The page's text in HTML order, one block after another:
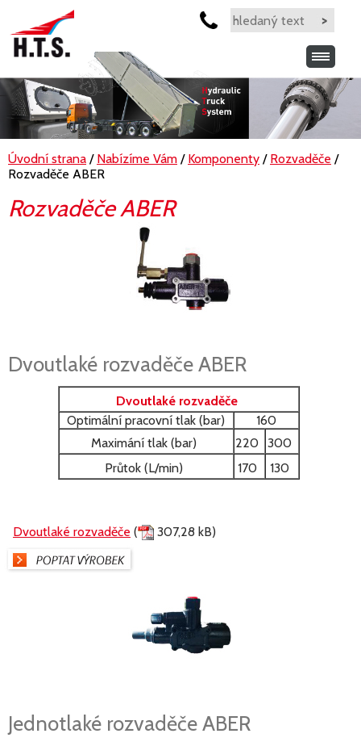
Úvodní strana / Nabízíme Vám / Komponenty / Rozvaděče /
Rozvaděče ABER
Rozvaděče ABER
Dvoutlaké rozvaděče ABER
Dvoutlaké rozvaděče
Optimální pracovní tlak (bar)
160
Maximání tlak (bar)
220 300
Průtok (L/min)
170 130
Dvoutlaké rozvaděče ( 307,28 kB)
Jednotlaké rozvaděče ABER